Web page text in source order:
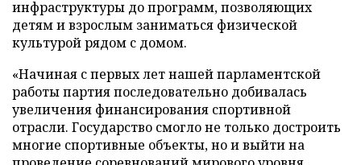
инфраструктуры до программ, позволяющих
детям и взрослым заниматься физической
культурой рядом с домом.
«Начиная с первых лет нашей парламентской
работы партия последовательно добивалась
увеличения финансирования спортивной
отрасли. Государство смогло не только достроить
многие спортивные объекты, но и выйти на